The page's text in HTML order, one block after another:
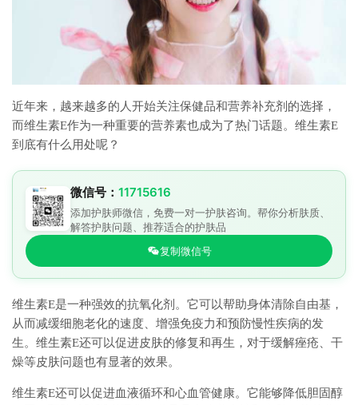
近年来，越来越多的人开始关注保健品和营养补充剂的选择，
而维生素E作为一种重要的营养素也成为了热门话题。维生素E
到底有什么用处呢？
微信号： 11715616
添加护肤师微信，免费一对一护肤咨询。帮你分析肤质、
解答护肤问题、推荐适合的护肤品
复制微信号
维生素E是一种强效的抗氧化剂。它可以帮助身体清除自由基，
从而减缓细胞老化的速度、增强免疫力和预防慢性疾病的发
生。维生素E还可以促进皮肤的修复和再生，对于缓解痤疮、干
燥等皮肤问题也有显著的效果。
维生素E还可以促进血液循环和心血管健康。它能够降低胆固醇